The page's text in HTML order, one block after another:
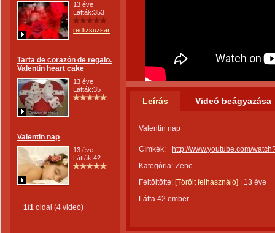
13 éve
Látták:353
redlizsuzsanna
Tarta de corazón de regalo.
Valentin heart cake
13 éve
Látták:35
Valentin nap
13 éve
Látták:42
1/1 oldal (4 videó)
Leírás Videó beágyazása
Valentin nap
Címkék:
http://www.youtube.com/
Kategória: Zene
Feltöltötte: [Törölt felhasználó]
13 éve
Látta 42 ember.